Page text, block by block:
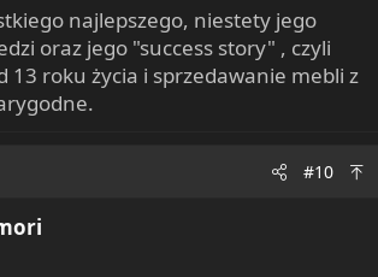
najlepszego, niestety jego
oraz jego "success story" , czyli
13 roku życia i sprzedawanie mebli z
#10